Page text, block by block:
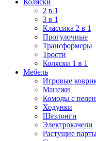
2 в 1
3 в 1
Классика 2 в 1
Прогулочные
Трансформеры
Трости
Коляски 1 в 1
Мебель
Игровые
Манежи
Комоды с
Ходунки
Шезлонги
Электрокачели
Растущие